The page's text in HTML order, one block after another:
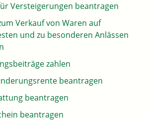
Versteigerungen beantragen
Verkauf von Waren auf
und zu besonderen Anlässen
zahlen
beantragen
beantragen
beantragen